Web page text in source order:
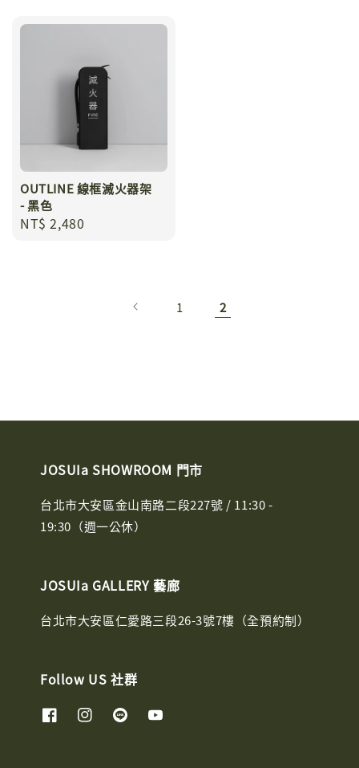
OUTLINE 線框滅火器架
- 黑色
Regular
NT$ 2,480
1 2
JOSUIa SHOWROOM 門市
台北市大安區金山南路二段227號 / 11:30 -
19:30（週一公休）
JOSUIa GALLERY 藝廊
台北市大安區仁愛路三段26-3號7樓（全預約制）
Follow US 社群